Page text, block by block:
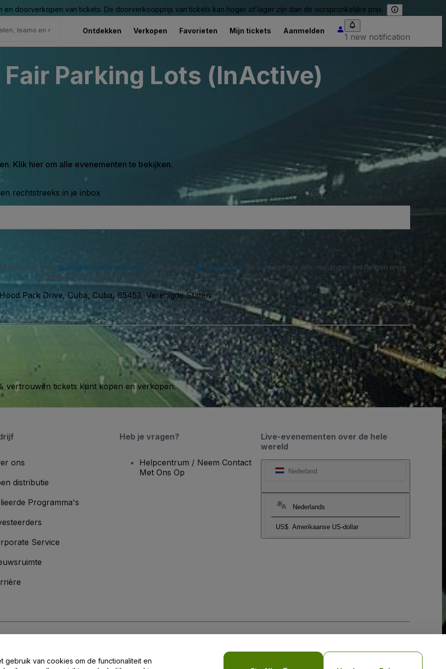
doorverkopen van tickets. De doorverkoopprijs van tickets kan hoger of lager zijn dan de oorspronkelijke prijs.
Ontdekken Verkopen Favorieten Mijn tickets Aanmelden
1 new notification
Parking Lots (InActive)
Klik hier om alle evenementen te bekijken.
rechtstreeks in je inbox
met onze gebruikersovereenkomst en erken je ons privacybeleid
. Je kunt van ons sms-meldingen ontvangen en je
kunt je op elk gewenst moment afmelden.
Park Drive, Cuba, Cuba, 65453, Verenigde Staten
vertrouwen tickets kunt kopen en verkopen.
Live-evenementen over de hele
wereld
Nederland
Nederlands
US$ Amerikaanse US-dollar
ons
distributie
Programma's
Service
Heb je vragen?
Helpcentrum / Neem Contact
Met Ons Op
privacybeleid voor mobiel
gebruik van cookies om de functionaliteit en